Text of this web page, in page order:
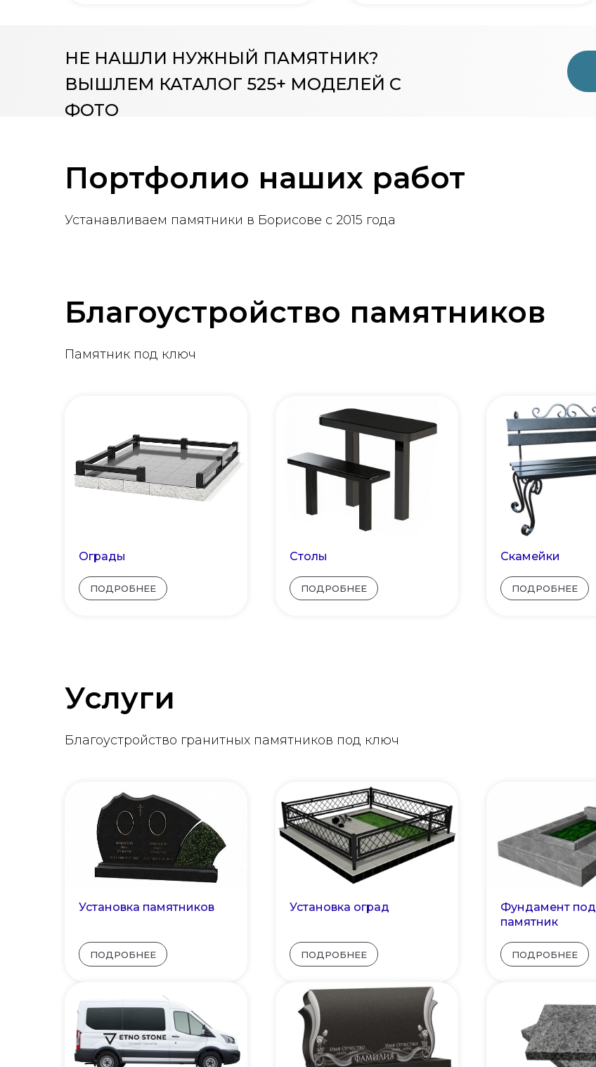
НЕ НАШЛИ НУЖНЫЙ ПАМЯТНИК?
ВЫШЛЕМ КАТАЛОГ 525+ МОДЕЛЕЙ С
ФОТО
Портфолио наших работ
Устанавливаем памятники в Борисове с 2015 года
Благоустройство памятников
Памятник под ключ
Ограды
ПОДРОБНЕЕ
Столы
ПОДРОБНЕЕ
Скамейки
ПОДРОБНЕЕ
Услуги
Благоустройство гранитных памятников под ключ
Установка памятников
ПОДРОБНЕЕ
Установка оград
ПОДРОБНЕЕ
Фундамент под
памятник
ПОДРОБНЕЕ